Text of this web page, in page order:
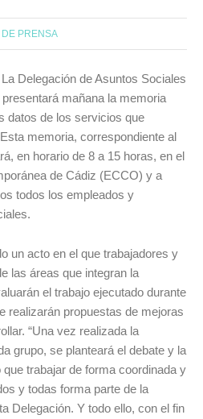
PRENSA
La Delegación de Asuntos Sociales
mañana la memoria
datos de los servicios que
memoria, correspondiente al
en horario de 8 a 15 horas, en el
de Cádiz (ECCO) y a
todos los empleados y
un acto en el que trabajadores y
las áreas que integran la
el trabajo ejecutado durante
realizarán propuestas de mejoras
“Una vez realizada la
grupo, se planteará el debate y la
trabajar de forma coordinada y
y todas forma parte de la
Delegación. Y todo ello, con el fin